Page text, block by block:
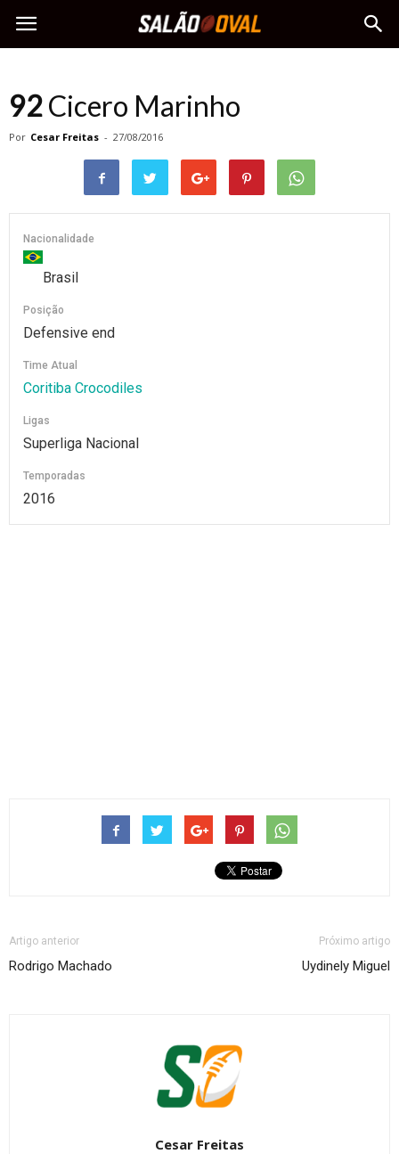
92Cicero Marinho
Por Cesar Freitas - 27/08/2016
Nacionalidade
Brasil
Posição
Defensive end
Time Atual
Coritiba Crocodiles
Ligas
Superliga Nacional
Temporadas
2016
Artigo anterior
Rodrigo Machado
Próximo artigo
Uydinely Miguel
Cesar Freitas